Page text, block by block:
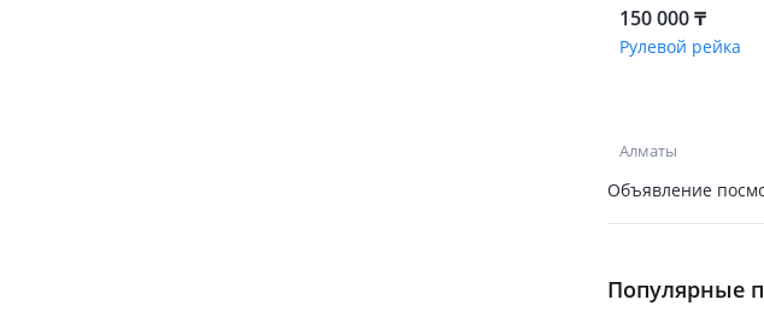
150 000 ₸
Рулевой рейка
Алматы
Объявление
Популярные